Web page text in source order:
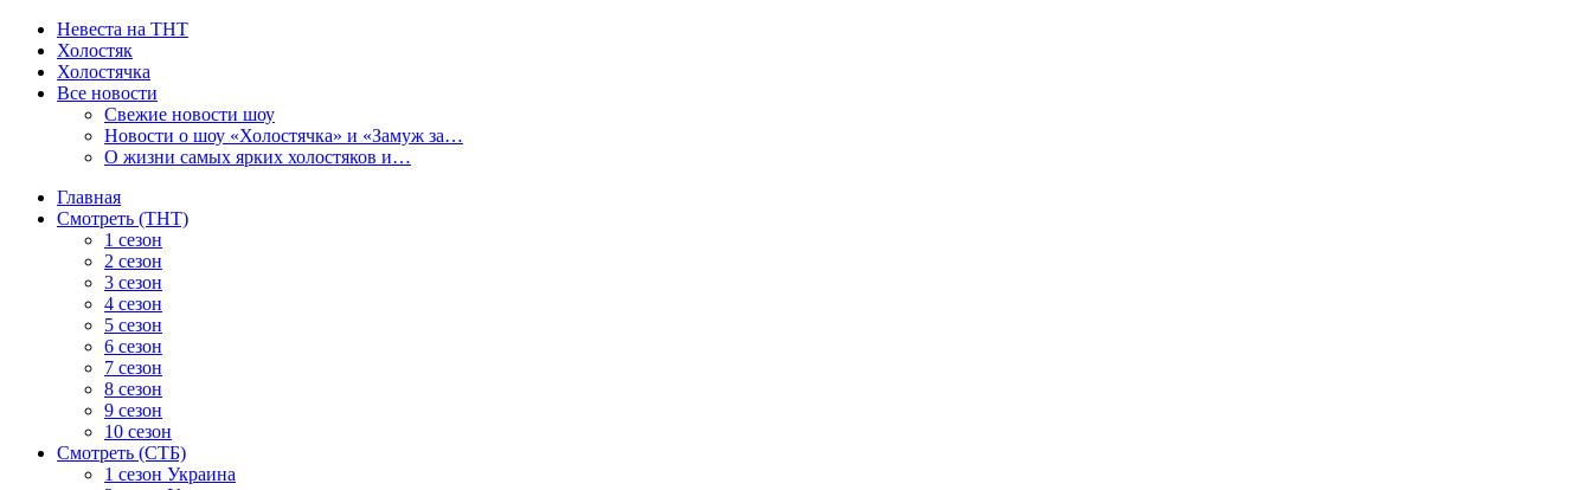
Невеста на ТНТ
Холостяк
Холостячка
Все новости
Свежие новости шоу
Новости о шоу «Холостячка» и «Замуж за…
О жизни самых ярких холостяков и…
Главная
Смотреть (ТНТ)
1 сезон
2 сезон
3 сезон
4 сезон
5 сезон
6 сезон
7 сезон
8 сезон
9 сезон
10 сезон
Смотреть (СТБ)
1 сезон Украина